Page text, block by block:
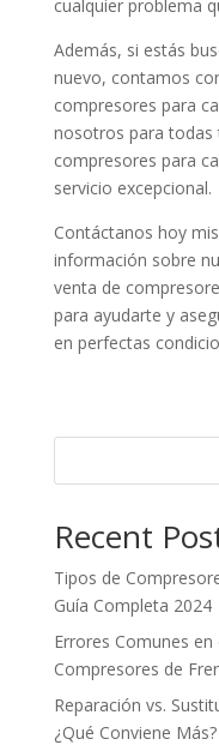
cualquier problema
Además, si estás
nuevo, contamos
compresores para
nosotros para todas
compresores para
servicio excepcional.
Contáctanos hoy
información sobre
venta de
para ayudarte y
en perfectas
Recent
Tipos de
Guía Completa 2024
Errores Comunes
Compresores de
Reparación vs.
¿Qué Conviene Más?